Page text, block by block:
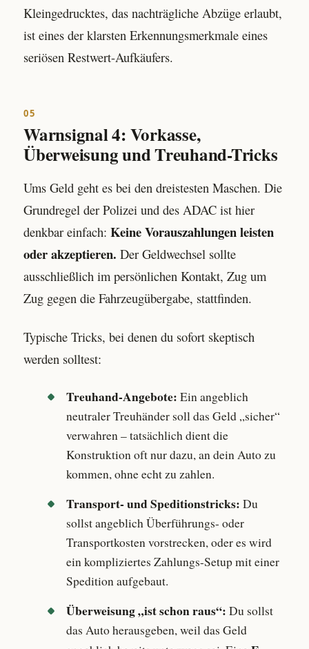
Kleingedrucktes, das nachträgliche Abzüge erlaubt,
ist eines der klarsten Erkennungsmerkmale eines
seriösen Restwert-Aufkäufers.
05
Warnsignal 4: Vorkasse,
Überweisung und Treuhand-Tricks
Ums Geld geht es bei den dreistesten Maschen. Die
Grundregel der Polizei und des ADAC ist hier
denkbar einfach: Keine Vorauszahlungen leisten
oder akzeptieren. Der Geldwechsel sollte
ausschließlich im persönlichen Kontakt, Zug um
Zug gegen die Fahrzeugübergabe, stattfinden.
Typische Tricks, bei denen du sofort skeptisch
werden solltest:
Treuhand-Angebote: Ein angeblich
neutraler Treuhänder soll das Geld „sicher“
verwahren – tatsächlich dient die
Konstruktion oft nur dazu, an dein Auto zu
kommen, ohne echt zu zahlen.
Transport- und Speditionstricks: Du
sollst angeblich Überführungs- oder
Transportkosten vorstrecken, oder es wird
ein kompliziertes Zahlungs-Setup mit einer
Spedition aufgebaut.
Überweisung „ist schon raus“: Du sollst
das Auto herausgeben, weil das Geld